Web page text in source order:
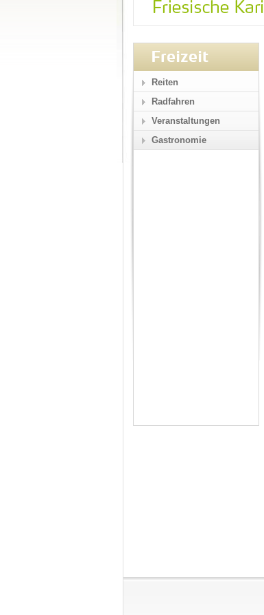
Freizeit
Reiten
Radfahren
Veranstaltungen
Gastronomie